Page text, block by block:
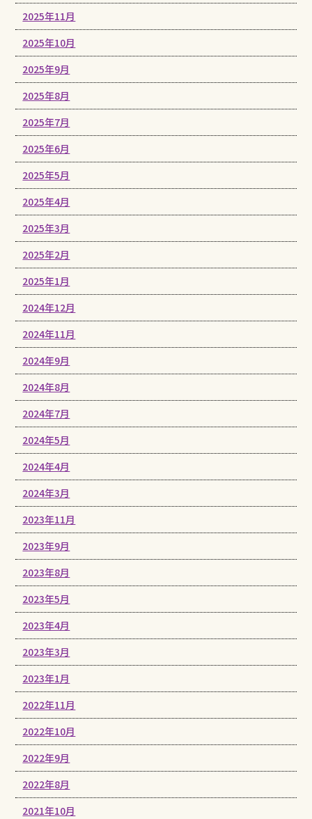
2025年11月
2025年10月
2025年9月
2025年8月
2025年7月
2025年6月
2025年5月
2025年4月
2025年3月
2025年2月
2025年1月
2024年12月
2024年11月
2024年9月
2024年8月
2024年7月
2024年5月
2024年4月
2024年3月
2023年11月
2023年9月
2023年8月
2023年5月
2023年4月
2023年3月
2023年1月
2022年11月
2022年10月
2022年9月
2022年8月
2021年10月